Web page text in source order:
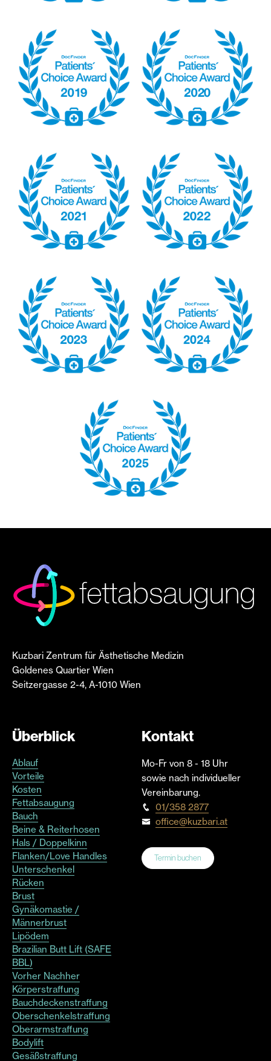
Kuzbari Zentrum für Ästhetische Medizin
Goldenes Quartier Wien
Seitzergasse 2-4, A-1010 Wien
Überblick
Ablauf
Vorteile
Kosten
Fettabsaugung
Bauch
Beine & Reiterhosen
Hals / Doppelkinn
Flanken/Love Handles
Unterschenkel
Rücken
Brust
Gynäkomastie /
Männerbrust
Lipödem
Brazilian Butt Lift (SAFE
BBL)
Vorher Nachher
Körperstraffung
Bauchdeckenstraffung
Oberschenkelstraffung
Oberarmstraffung
Bodylift
Gesäßstraffung
Kontakt
Mo-Fr von 8 - 18 Uhr
sowie nach individueller
Vereinbarung.
01/358 2877
office@kuzbari.at
Termin buchen